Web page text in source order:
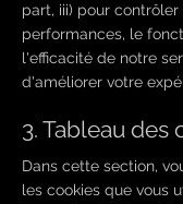
part, iii) pour
performances, le
l'efficacité de notre
d'améliorer votre
3. Tableau des
Dans cette section,
les cookies que vous